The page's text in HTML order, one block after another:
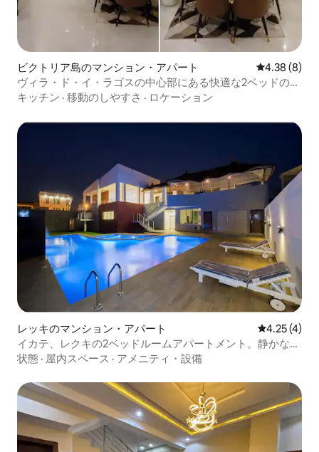
ビクトリア島のマンション・アパート レビュー8
4.38 (8)
ヴィラ・ド・イ・ラゴスの中心部にある快適な2ベッドのア
パート
キッチン · 移動のしやすさ · ロケーション
レッキのマンション・アパート レビュー4
4.25 (4)
イカテ、レクキの2ベッドルームアパートメント。静かなエ
ステート
状態 · 屋内スペース · アメニティ・設備